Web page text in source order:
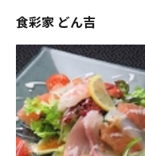
食彩家 どん吉